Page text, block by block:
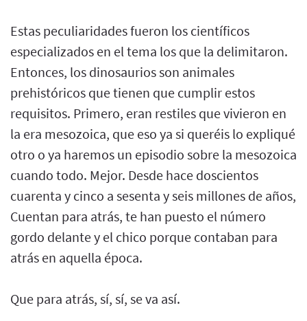
Estas peculiaridades fueron los científicos
especializados en el tema los que la delimitaron.
Entonces, los dinosaurios son animales
prehistóricos que tienen que cumplir estos
requisitos. Primero, eran restiles que vivieron en
la era mesozoica, que eso ya si queréis lo expliqué
otro o ya haremos un episodio sobre la mesozoica
cuando todo. Mejor. Desde hace doscientos
cuarenta y cinco a sesenta y seis millones de años,
Cuentan para atrás, te han puesto el número
gordo delante y el chico porque contaban para
atrás en aquella época.
Que para atrás, sí, sí, se va así.